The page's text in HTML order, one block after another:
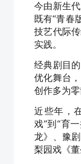
今由新生
既有“青春
技艺代际
实践。
经典剧目
优化舞台
创作多为
近些年，
戏”到“育
龙》、豫
梨园戏《